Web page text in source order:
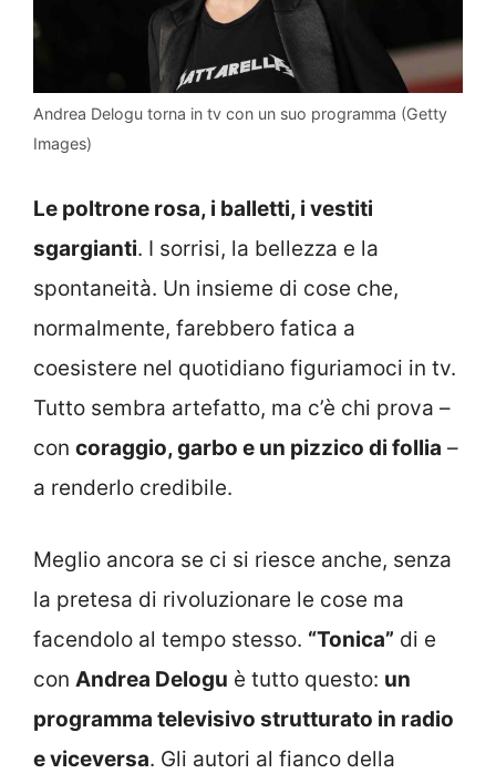
Andrea Delogu torna in tv con un suo programma (Getty
Images)
Le poltrone rosa, i balletti, i vestiti
sgargianti. I sorrisi, la bellezza e la
spontaneità. Un insieme di cose che,
normalmente, farebbero fatica a
coesistere nel quotidiano figuriamoci in tv.
Tutto sembra artefatto, ma c’è chi prova –
con coraggio, garbo e un pizzico di follia –
a renderlo credibile.
Meglio ancora se ci si riesce anche, senza
la pretesa di rivoluzionare le cose ma
facendolo al tempo stesso. “Tonica” di e
con Andrea Delogu è tutto questo: un
programma televisivo strutturato in radio
e viceversa. Gli autori al fianco della